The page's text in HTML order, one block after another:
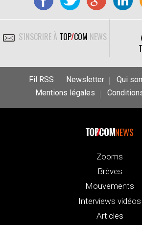
S'INSCRIRE À TOP/COM NEWS
Fil RSS Newsletter
Qui
Mentions légales
NEWS
Zooms
Brèves
Mouvements
Interviews vidéos
Articles